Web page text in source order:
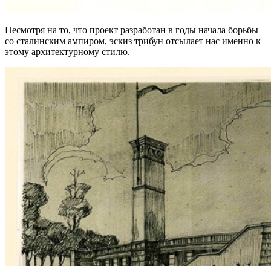
Несмотря на то, что проект разработан в годы начала борьбы
со сталинским ампиром, эскиз трибун отсылает нас именно к
этому архитектурному стилю.